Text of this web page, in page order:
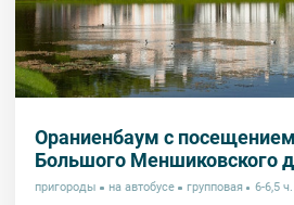
Ораниенбаум с посещением
Большого Меншиковского
пригороды на автобусе групповая 6-6,5 ч.